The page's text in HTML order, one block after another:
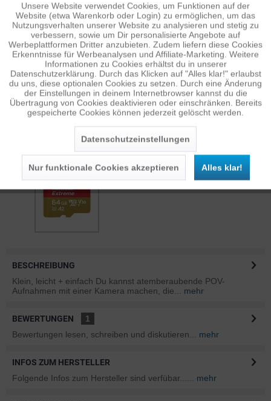
SANDISK 128GB MICROSDXC EXTREME...
Aufpreis: 25,00 €*
SANDISK 64GB MICROSDXC EXTREME U3...
BESCHREIBUNG
Klein, leicht + einfach Du kannst atemberaubende POV-
Aufnahmen mit einer Kamera machen, die...
mehr
BEWERTUNGEN
1
Bewertungen lesen, schreiben und diskutieren...
mehr
INFOS ZUM HERSTELLER
Folgende Infos zum Hersteller sind verfübar...... mehr
Funktionale Aktiv
Tracking Inaktiv
Personalisierung Inaktiv
Service Inaktiv
Unsere Website verwendet Cookies, um Funktionen auf der
Website (etwa Warenkorb oder Login) zu ermöglichen, um das
Nutzungsverhalten unserer Website zu analysieren und stetig zu
verbessern, sowie um Dir personalisierte Angebote auf
Werbeplattformen Dritter anzubieten. Zudem liefern diese Cookies
Erkenntnisse für Werbeanalysen und Affiliate-Marketing. Weitere
Informationen zu Cookies erhältst du in unserer
Datenschutzerklärung. Durch das Klicken auf "Alles klar!" erlaubst
du uns, diese optionalen Cookies zu setzen. Durch eine Änderung
der Einstellungen in deinem Internetbrowser kannst du die
Übertragung von Cookies deaktivieren oder einschränken. Bereits
gespeicherte Cookies können jederzeit gelöscht werden.
Datenschutzeinstellungen
Nur funktionale Cookies akzeptieren Alles klar!